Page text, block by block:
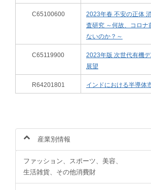
C65100600
2023年春 不安の正体
査研究 ～何故、コロナ
ないのか？～
C65119900
2023年版 次世代有機
展望
R64201801 インドにおける半導体
産業別情報
ファッション、スポーツ、美容、
生活雑貨、その他消費財